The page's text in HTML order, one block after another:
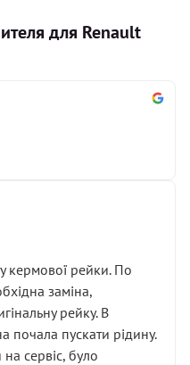
для Renault
кермової рейки. По
заміна,
рейку. В
почала пускати рідину.
сервіс, було